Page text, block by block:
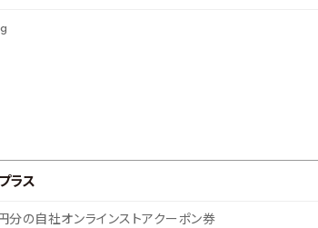
ラス
分の自社オンラインストアクーポン券